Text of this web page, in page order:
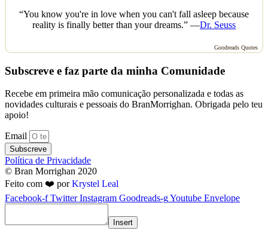
“You know you're in love when you can't fall asleep because
reality is finally better than your dreams.” —Dr. Seuss
Goodreads Quotes
Subscreve e faz parte da minha Comunidade
Recebe em primeira mão comunicação personalizada e todas as
novidades culturais e pessoais do BranMorrighan. Obrigada pelo teu
apoio!
Email
Subscreve
Política de Privacidade
© Bran Morrighan 2020
Feito com ❤️ porKrystel Leal
Facebook-f Twitter Instagram Goodreads-gYoutube Envelope
Insert